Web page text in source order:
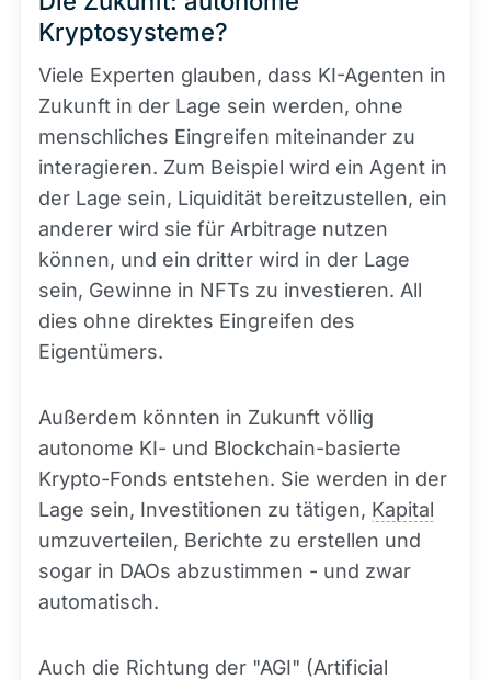
Kryptosysteme?
Viele Experten glauben, dass KI-Agenten in
Zukunft in der Lage sein werden, ohne
menschliches Eingreifen miteinander zu
interagieren. Zum Beispiel wird ein Agent in
der Lage sein, Liquidität bereitzustellen, ein
anderer wird sie für Arbitrage nutzen
können, und ein dritter wird in der Lage
sein, Gewinne in NFTs zu investieren. All
dies ohne direktes Eingreifen des
Eigentümers.
Außerdem könnten in Zukunft völlig
autonome KI- und Blockchain-basierte
Krypto-Fonds entstehen. Sie werden in der
Lage sein, Investitionen zu tätigen, Kapital
umzuverteilen, Berichte zu erstellen und
sogar in DAOs abzustimmen - und zwar
automatisch.
Auch die Richtung der "AGI" (Artificial